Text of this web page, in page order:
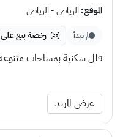
الموقع: الرياض - الرياض
لم يبدأ رخصة بيع على
فلل سكنية بمساحات
عرض المزيد